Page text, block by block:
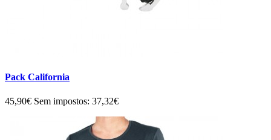
Pack California
45,90€ Sem impostos: 37,32€